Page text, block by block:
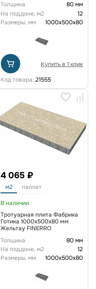
Толщина
80 мм
На поддоне, м2
12
Размеры, мм
1000x500x80
Купить в 1 клик
Код товара: 21555
4 065 ₽
м2 паллет
В наличии
Тротуарная плита Фабрика
Готика 1000x500x80 мм
Жельтау FINERRO
Толщина
80 мм
На поддоне, м2
12
Размеры, мм
1000x500x80